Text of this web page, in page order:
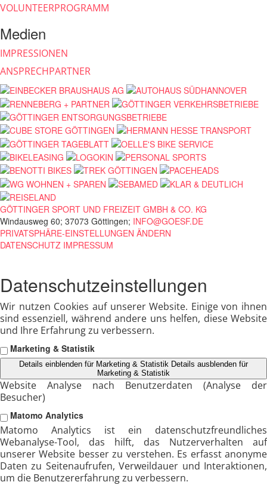
VOLUNTEERPROGRAMM
Medien
IMPRESSIONEN
ANSPRECHPARTNER
GÖTTINGER SPORT UND FREIZEIT GMBH & CO. KG
Windausweg 60; 37073 Göttingen; INFO@GOESF.DE
PRIVATSPHÄRE-EINSTELLUNGEN ÄNDERN
DATENSCHUTZ IMPRESSUM
Datenschutzeinstellungen
Wir nutzen Cookies auf unserer Website. Einige von ihnen
sind essenziell, während andere uns helfen, diese Website
und Ihre Erfahrung zu verbessern.
Marketing & Statistik
Details einblenden für Marketing & Statistik Details ausblenden für
Marketing & Statistik
Website Analyse nach Benutzerdaten (Analyse der
Besucher)
Matomo Analytics
Matomo Analytics ist ein datenschutzfreundliches
Webanalyse-Tool, das hilft, das Nutzerverhalten auf
unserer Website besser zu verstehen. Es erfasst anonyme
Daten zu Seitenaufrufen, Verweildauer und Interaktionen,
um die Benutzererfahrung zu verbessern.